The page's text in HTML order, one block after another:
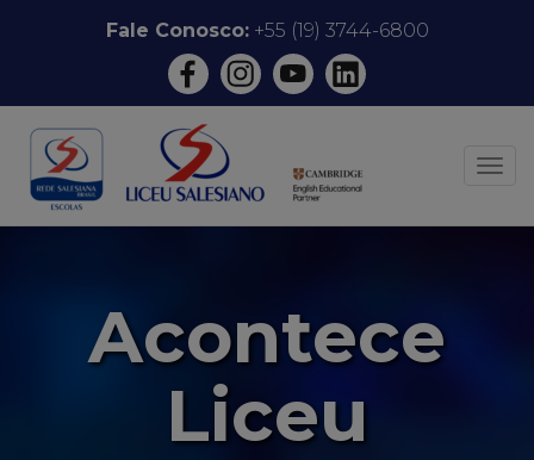
conteúdo
Fale Conosco:+55 (19) 3744-6800
Acontece
Liceu